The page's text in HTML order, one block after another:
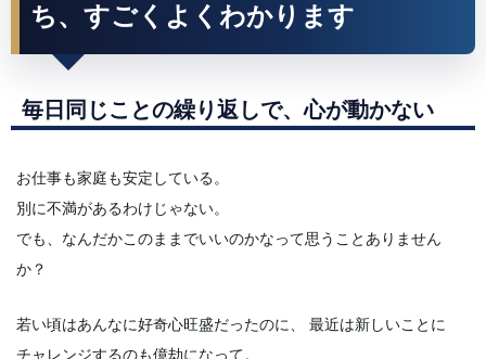
ち、すごくよくわかります
毎日同じことの繰り返しで、心が動かない
お仕事も家庭も安定している。
別に不満があるわけじゃない。
でも、なんだかこのままでいいのかなって思うことありません
か？
若い頃はあんなに好奇心旺盛だったのに、 最近は新しいことに
チャレンジするのも億劫になって。